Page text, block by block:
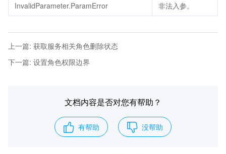
InvalidParameter.ParamError 非法入参。
上一篇: 获取服务相关角色删除状态
下一篇: 设置角色权限边界
文档内容是否对您有帮助？
有帮助 没帮助